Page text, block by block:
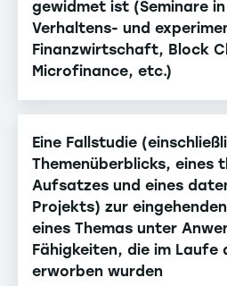
gewidmet ist (Seminare
Verhaltens- und
Finanzwirtschaft, Block
Microfinance, etc.)
Eine Fallstudie
Themenüberblicks, eines
Aufsatzes und eines
Projekts) zur
eines Themas unter
Fähigkeiten, die im Laufe
erworben wurden